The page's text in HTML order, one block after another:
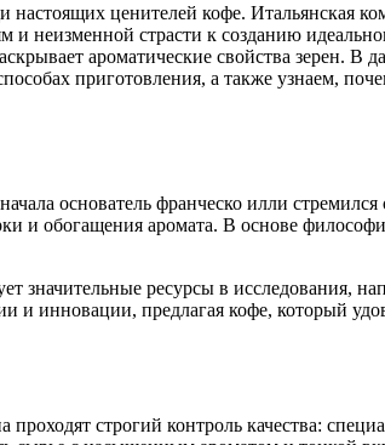
настоящих ценителей кофе. Итальянская
неизменной страсти к созданию
ароматические свойства зерен. В
приготовления, а также узнаем,
основатель франческо илли стремился
и обогащения аромата. В основе
ресурсы в исследования,
и инновации, предлагая кофе, который
строгий контроль качества: